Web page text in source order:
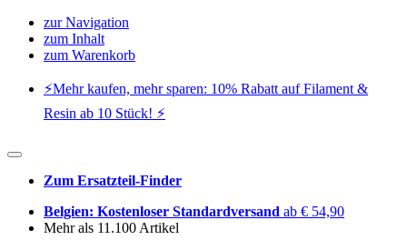
zur Navigation
zum Inhalt
zum Warenkorb
⚡️Mehr kaufen, mehr sparen: 10% Rabatt auf Filament &
Resin ab 10 Stück! ⚡️
Zum Ersatzteil-Finder
Belgien: Kostenloser Standardversand ab € 54,90
Mehr als 11.100 Artikel